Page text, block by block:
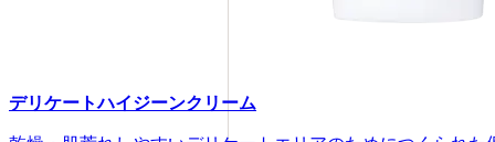
デリケートハイジーンクリーム